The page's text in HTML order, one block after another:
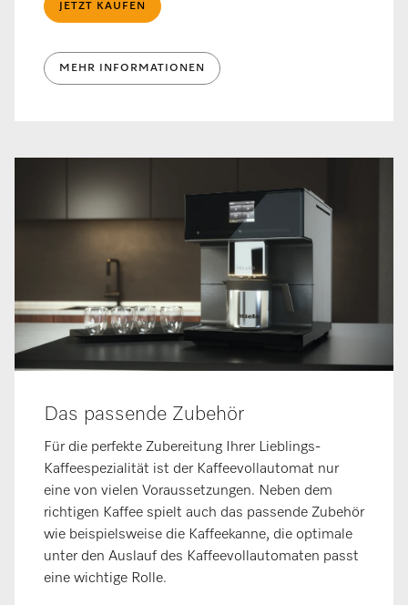
JETZT KAUFEN
MEHR INFORMATIONEN
Das passende Zubehör
Für die perfekte Zubereitung Ihrer Lieblings-
Kaffeespezialität ist der Kaffeevollautomat nur
eine von vielen Voraussetzungen. Neben dem
richtigen Kaffee spielt auch das passende Zubehör
wie beispielsweise die Kaffeekanne, die optimale
unter den Auslauf des Kaffeevollautomaten passt
eine wichtige Rolle.